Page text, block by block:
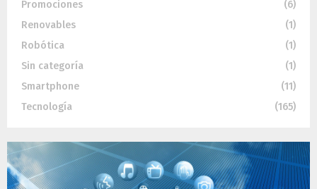
Promociones
(6)
Renovables
(1)
Robótica
(1)
Sin categoría
(1)
Smartphone
(11)
Tecnología
(165)